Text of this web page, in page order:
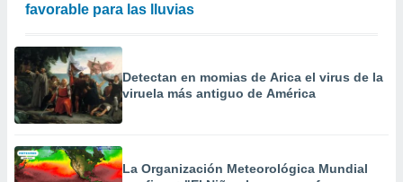
favorable para las lluvias
Detectan en momias de Arica el virus de la
viruela más antiguo de América
La Organización Meteorológica Mundial